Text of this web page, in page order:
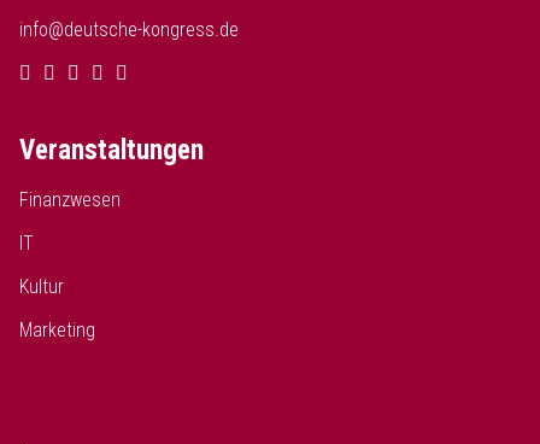
info@deutsche-kongress.de
Veranstaltungen
Finanzwesen
IT
Kultur
Marketing